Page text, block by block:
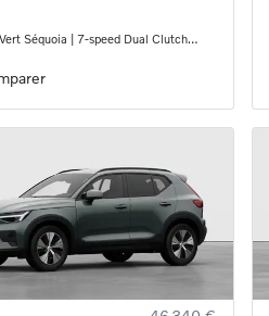
Séquoia | 7-speed Dual Clutch